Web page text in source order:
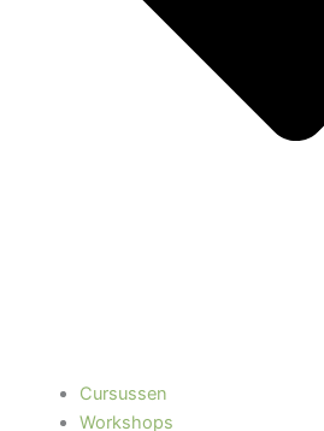
Cursussen
Workshops